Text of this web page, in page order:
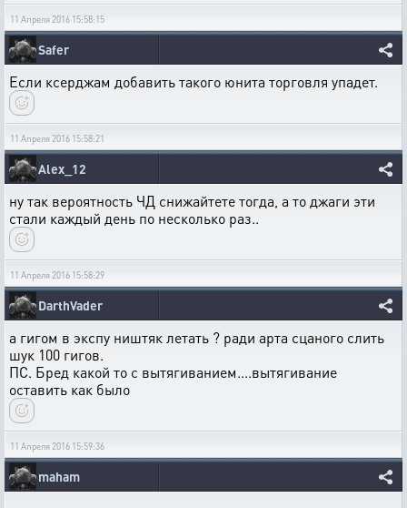
11 Апреля 2016 15:58:15
Safer
Если ксерджам добавить такого юнита торговля упадет.
11 Апреля 2016 15:58:21
Alex_12
ну так вероятность ЧД снижайтете тогда, а то джаги эти
стали каждый день по несколько раз..
11 Апреля 2016 15:58:29
DarthVader
а гигом в экспу ништяк летать ? ради арта сцаного слить
шук 100 гигов.
ПС. Бред какой то с вытягиванием....вытягивание
оставить как было
11 Апреля 2016 15:59:36
maham